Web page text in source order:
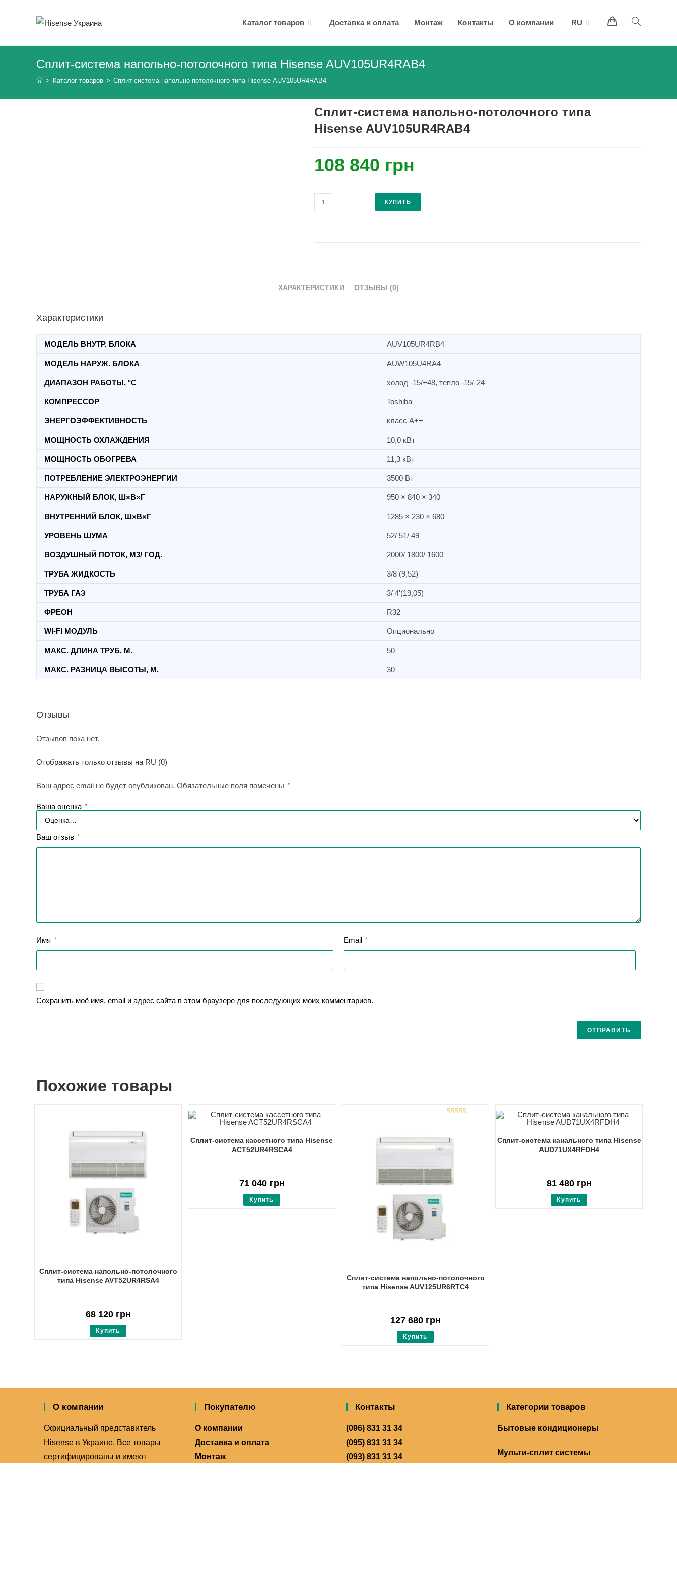
Каталог товаров Доставка и оплата Монтаж Контакты О компании RU Переключить
поиск
веб-
Сплит-система напольно-потолочного типа Hisense AUV105UR4RAB4
> Каталог товаров > Сплит-система напольно-потолочного типа Hisense AUV105UR4RAB4
Сплит-система напольно-потолочного типа
Hisense AUV105UR4RAB4
108 840 грн
Количество
Сплит-
AUV105UR4RAB4
КУПИТЬ
ХАРАКТЕРИСТИКИ ОТЗЫВЫ (0)
Характеристики
МОДЕЛЬ ВНУТР. БЛОКА AUV105UR4RB4
МОДЕЛЬ НАРУЖ. БЛОКА AUW105U4RA4
ДИАПАЗОН РАБОТЫ, °C холод -15/+48, тепло -15/-24
КОМПРЕССОР Toshiba
ЭНЕРГОЭФФЕКТИВНОСТЬ класс А++
МОЩНОСТЬ ОХЛАЖДЕНИЯ 10,0 кВт
МОЩНОСТЬ ОБОГРЕВА 11,3 кВт
ПОТРЕБЛЕНИЕ ЭЛЕКТРОЭНЕРГИИ 3500 Вт
НАРУЖНЫЙ БЛОК, Ш×В×Г 950 × 840 × 340
ВНУТРЕННИЙ БЛОК, Ш×В×Г 1285 × 230 × 680
УРОВЕНЬ ШУМА 52/ 51/ 49
ВОЗДУШНЫЙ ПОТОК, M3/ ГОД. 2000/ 1800/ 1600
ТРУБА ЖИДКОСТЬ 3/8 (9,52)
ТРУБА ГАЗ 3/ 4'(19,05)
ФРЕОН R32
WI-FI МОДУЛЬ Опционально
МАКС. ДЛИНА ТРУБ, М. 50
МАКС. РАЗНИЦА ВЫСОТЫ, М. 30
Отзывы
Отзывов пока нет.
Отображать только отзывы на RU (0)
Ваш адрес email не будет опубликован. Обязательные поля помечены *
Ваша оценка *
Ваш отзыв *
Имя * Email *
Сохранить моё имя, email и адрес сайта в этом браузере для последующих моих комментариев.
Похожие товары
Сплит-система напольно-потолочного
типа Hisense AVT52UR4RSA4
68 120грн
Купить
Сплит-система кассетного типа Hisense
ACT52UR4RSCA4
71 040грн
Купить
Сплит-система напольно-потолочного
типа Hisense AUV125UR6RTC4
127 680грн
Купить
Сплит-система канального типа Hisense
AUD71UX4RFDH4
81 480грн
Купить
О компании
Официальный представитель
Hisense в Украине. Все товары
сертифицированы и имеют
Покупателю
О компании
Доставка и оплата
Монтаж
Контакты
(096) 831 31 34
(095) 831 31 34
(093) 831 31 34
Категории товаров
Бытовые кондиционеры
Мульти-сплит системы